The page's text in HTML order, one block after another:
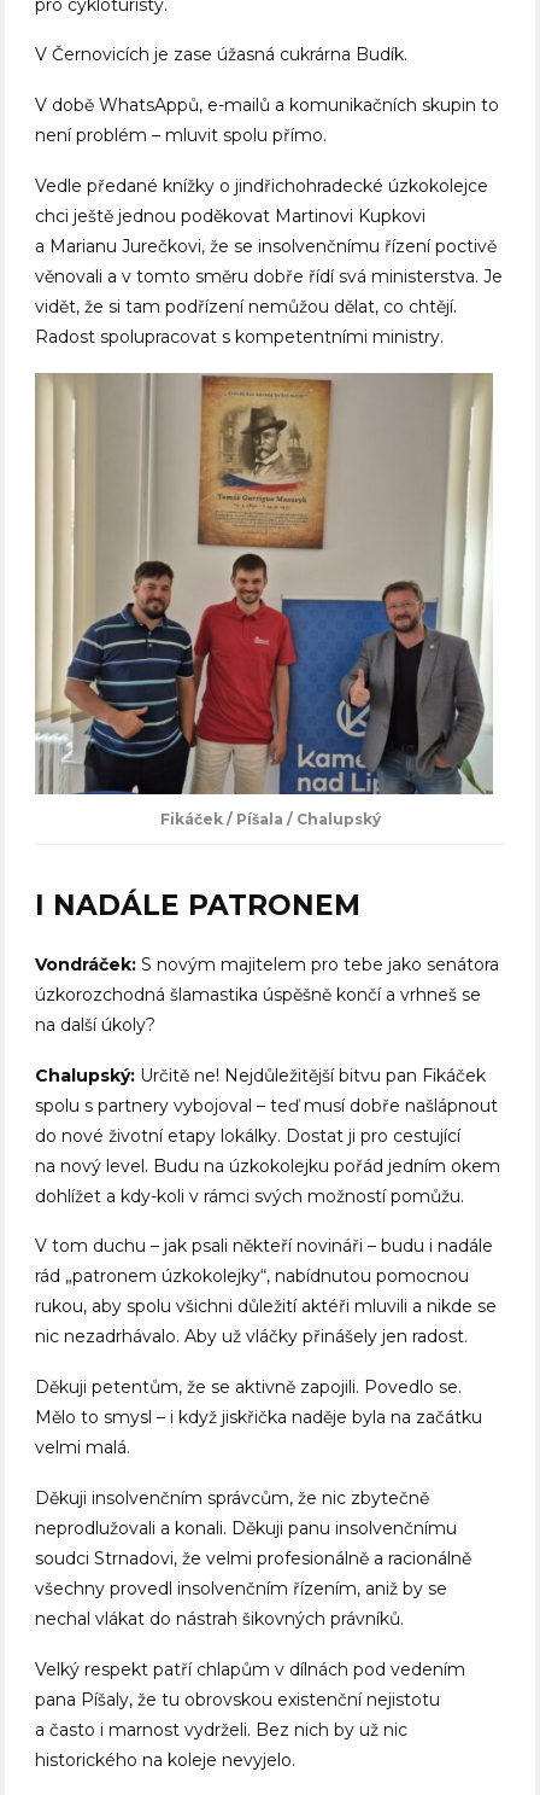
pro cykloturisty.
V Černovicích je zase úžasná cukrárna Budík.
V době WhatsAppů, e-mailů a komunikačních skupin to
není problém – mluvit spolu přímo.
Vedle předané knížky o jindřichohradecké úzkokolejce
chci ještě jednou poděkovat Martinovi Kupkovi
a Marianu Jurečkovi, že se insolvenčnímu řízení poctivě
věnovali a v tomto směru dobře řídí svá ministerstva. Je
vidět, že si tam podřízení nemůžou dělat, co chtějí.
Radost spolupracovat s kompetentními ministry.
Fikáček / Píšala / Chalupský
I NADÁLE PATRONEM
Vondráček: S novým majitelem pro tebe jako senátora
úzkorozchodná šlamastika úspěšně končí a vrhneš se
na další úkoly?
Chalupský: Určitě ne! Nejdůležitější bitvu pan Fikáček
spolu s partnery vybojoval – teď musí dobře našlápnout
do nové životní etapy lokálky. Dostat ji pro cestující
na nový level. Budu na úzkokolejku pořád jedním okem
dohlížet a kdy-koli v rámci svých možností pomůžu.
V tom duchu – jak psali někteří novináři – budu i nadále
rád „patronem úzkokolejky“, nabídnutou pomocnou
rukou, aby spolu všichni důležití aktéři mluvili a nikde se
nic nezadrhávalo. Aby už vláčky přinášely jen radost.
Děkuji petentům, že se aktivně zapojili. Povedlo se.
Mělo to smysl – i když jiskřička naděje byla na začátku
velmi malá.
Děkuji insolvenčním správcům, že nic zbytečně
neprodlužovali a konali. Děkuji panu insolvenčnímu
soudci Strnadovi, že velmi profesionálně a racionálně
všechny provedl insolvenčním řízením, aniž by se
nechal vlákat do nástrah šikovných právníků.
Velký respekt patří chlapům v dílnách pod vedením
pana Píšaly, že tu obrovskou existenční nejistotu
a často i marnost vydrželi. Bez nich by už nic
historického na koleje nevyjelo.